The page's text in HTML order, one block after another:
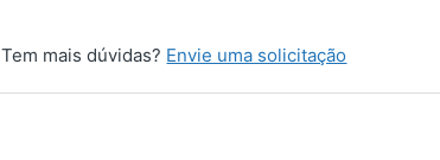
Tem mais dúvidas? Envie uma solicitação